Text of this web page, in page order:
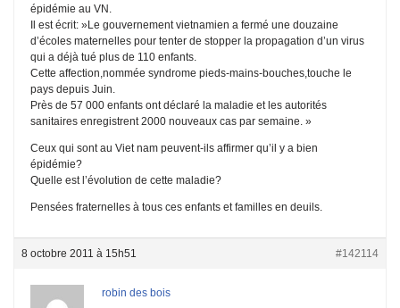
épidémie au VN.
Il est écrit: »Le gouvernement vietnamien a fermé une douzaine
d’écoles maternelles pour tenter de stopper la propagation d’un virus
qui a déjà tué plus de 110 enfants.
Cette affection,nommée syndrome pieds-mains-bouches,touche le
pays depuis Juin.
Près de 57 000 enfants ont déclaré la maladie et les autorités
sanitaires enregistrent 2000 nouveaux cas par semaine. »
Ceux qui sont au Viet nam peuvent-ils affirmer qu’il y a bien
épidémie?
Quelle est l’évolution de cette maladie?
Pensées fraternelles à tous ces enfants et familles en deuils.
8 octobre 2011 à 15h51 #142114
robin des bois